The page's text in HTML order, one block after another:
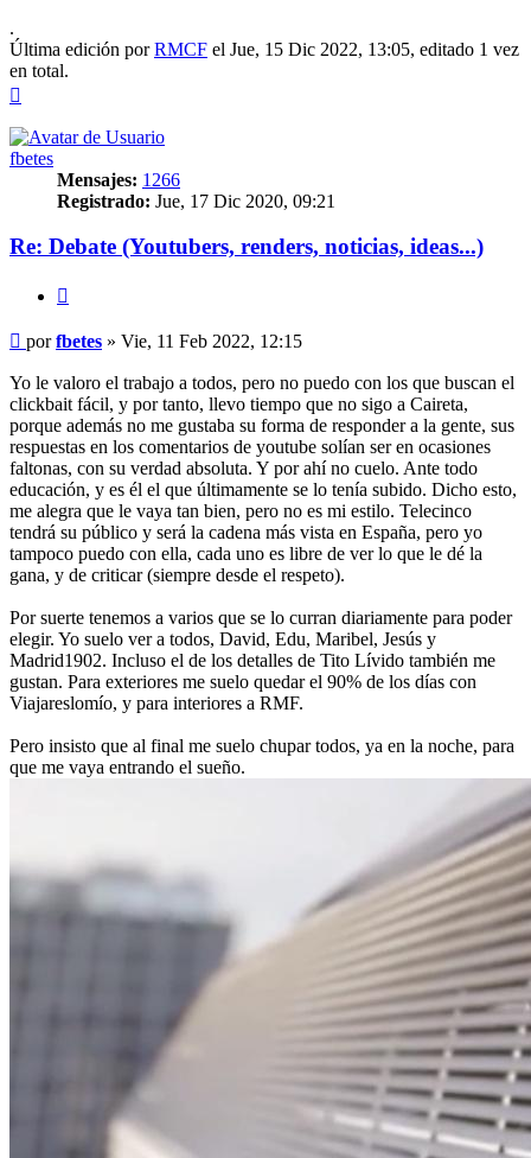
.
Última edición porRMCF el Jue, 15 Dic 2022, 13:05, editado 1 vez
en total.
fbetes
Mensajes: 1266
Registrado: Jue, 17 Dic 2020, 09:21
Re: Debate (Youtubers, renders, noticias, ideas...)
Mensaje
porfbetes » Vie, 11 Feb 2022, 12:15
Yo le valoro el trabajo a todos, pero no puedo con los que buscan el
clickbait fácil, y por tanto, llevo tiempo que no sigo a Caireta,
porque además no me gustaba su forma de responder a la gente, sus
respuestas en los comentarios de youtube solían ser en ocasiones
faltonas, con su verdad absoluta. Y por ahí no cuelo. Ante todo
educación, y es él el que últimamente se lo tenía subido. Dicho esto,
me alegra que le vaya tan bien, pero no es mi estilo. Telecinco
tendrá su público y será la cadena más vista en España, pero yo
tampoco puedo con ella, cada uno es libre de ver lo que le dé la
gana, y de criticar (siempre desde el respeto).
Por suerte tenemos a varios que se lo curran diariamente para poder
elegir. Yo suelo ver a todos, David, Edu, Maribel, Jesús y
Madrid1902. Incluso el de los detalles de Tito Lívido también me
gustan. Para exteriores me suelo quedar el 90% de los días con
Viajareslomío, y para interiores a RMF.
Pero insisto que al final me suelo chupar todos, ya en la noche, para
que me vaya entrando el sueño.